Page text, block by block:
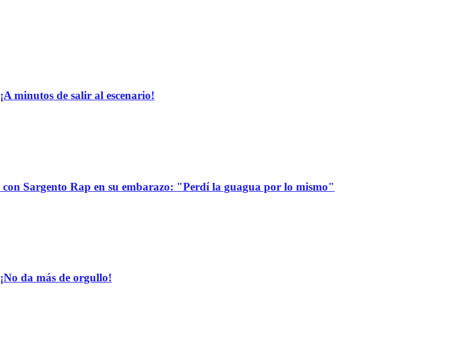
minutos de salir al escenario!
Sargento Rap en su embarazo: "Perdí la guagua por lo mismo"
da más de orgullo!